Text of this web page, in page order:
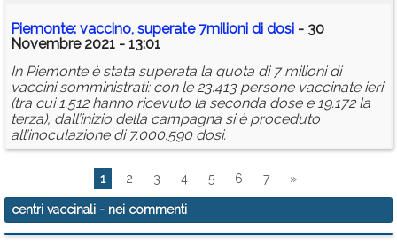
Piemonte: vaccino, superate 7milioni di dosi - 30
Novembre 2021 - 13:01
In Piemonte è stata superata la quota di 7 milioni di
vaccini somministrati: con le 23.413 persone vaccinate ieri
(tra cui 1.512 hanno ricevuto la seconda dose e 19.172 la
terza), dall’inizio della campagna si è proceduto
all’inoculazione di 7.000.590 dosi.
1 2 3 4 5 6 7 »
centri vaccinali - nei commenti